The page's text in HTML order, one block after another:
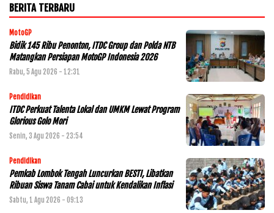
BERITA TERBARU
MotoGP
Bidik 145 Ribu Penonton, ITDC Group dan Polda NTB
Matangkan Persiapan MotoGP Indonesia 2026
Rabu, 5 Agu 2026 - 12:31
Pendidikan
ITDC Perkuat Talenta Lokal dan UMKM Lewat Program
Glorious Golo Mori
Senin, 3 Agu 2026 - 23:54
Pendidikan
Pemkab Lombok Tengah Luncurkan BESTI, Libatkan
Ribuan Siswa Tanam Cabai untuk Kendalikan Inflasi
Sabtu, 1 Agu 2026 - 09:13